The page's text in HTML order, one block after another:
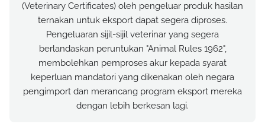
(Veterinary Certificates) oleh pengeluar produk hasilan
ternakan untuk eksport dapat segera diproses.
Pengeluaran sijil-sijil veterinar yang segera
berlandaskan peruntukan "Animal Rules 1962",
membolehkan pemproses akur kepada syarat
keperluan mandatori yang dikenakan oleh negara
pengimport dan merancang program eksport mereka
dengan lebih berkesan lagi.